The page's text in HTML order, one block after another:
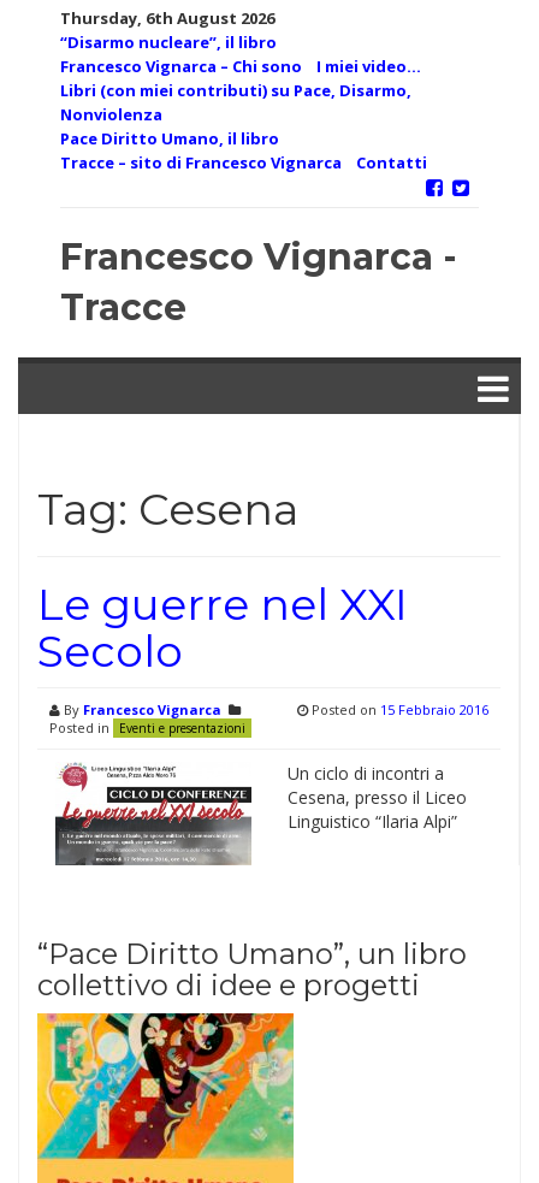
Thursday, 6th August 2026
“Disarmo nucleare”, il libro
Francesco Vignarca – Chi sono
I miei video…
Libri (con miei contributi) su Pace, Disarmo,
Nonviolenza
Pace Diritto Umano, il libro
Tracce – sito di Francesco Vignarca
Contatti
Francesco Vignarca -
Tracce
Tag: Cesena
Le guerre nel XXI
Secolo
By Francesco Vignarca
Posted in
Eventi e presentazioni
Posted on 15 Febbraio 2016
Un ciclo di incontri a
Cesena, presso il Liceo
Linguistico “Ilaria Alpi”
“Pace Diritto Umano”, un libro
collettivo di idee e progetti